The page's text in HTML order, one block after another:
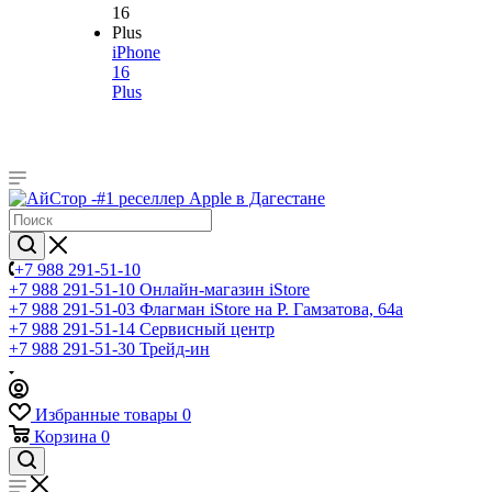
iPhone
16
Plus
+7 988 291-51-10
+7 988 291-51-10 Онлайн-магазин iStore
+7 988 291-51-03 Флагман iStore на Р. Гамзатова, 64а
+7 988 291-51-14 Сервисный центр
+7 988 291-51-30 Трейд-ин
Избранные товары 0
Корзина 0